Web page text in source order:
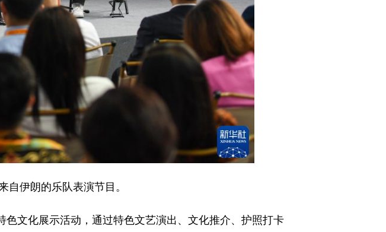
伊朗的乐队表演节目。
文化展示活动，通过特色文艺演出、文化推介、护照打卡